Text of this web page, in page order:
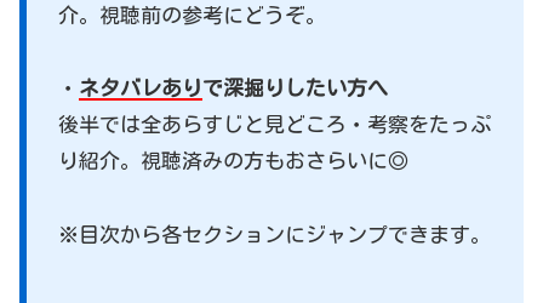
介。視聴前の参考にどうぞ。
・ ネタバレありで深掘りしたい方へ
後半では全あらすじと見どころ・考察をたっぷ
り紹介。視聴済みの方もおさらいに◎
※目次から各セクションにジャンプできます。